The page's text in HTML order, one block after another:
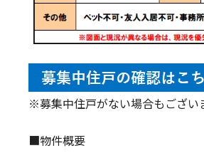
※募集中住戸がない場合もござい
■物件概要